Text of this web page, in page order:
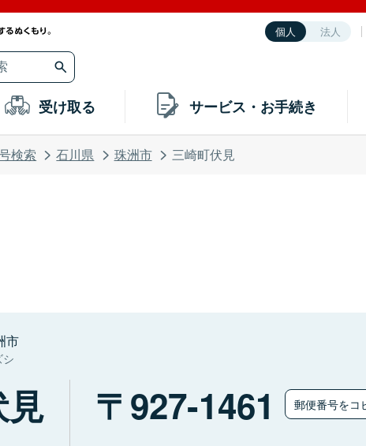
個人 法人
受け取る サービス・お手続き
検索 石川県 珠洲市 三崎町伏見
市
シ
927-1461 郵便番号をコ